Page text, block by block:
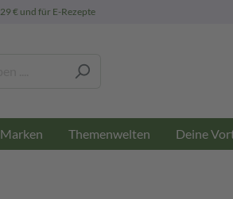
€ und für E-Rezepte
Marken Themenwelten Deine